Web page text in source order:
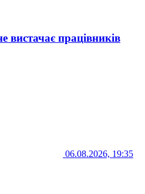
вистачає працівників
06.08.2026, 19:35